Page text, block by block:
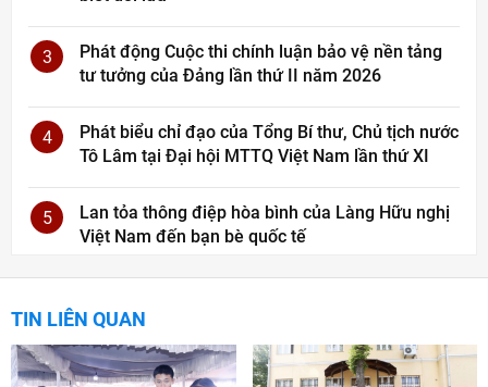
3
Phát động Cuộc thi chính luận bảo vệ nền tảng
tư tưởng của Đảng lần thứ II năm 2026
4
Phát biểu chỉ đạo của Tổng Bí thư, Chủ tịch nước
Tô Lâm tại Đại hội MTTQ Việt Nam lần thứ XI
5
Lan tỏa thông điệp hòa bình của Làng Hữu nghị
Việt Nam đến bạn bè quốc tế
TIN LIÊN QUAN